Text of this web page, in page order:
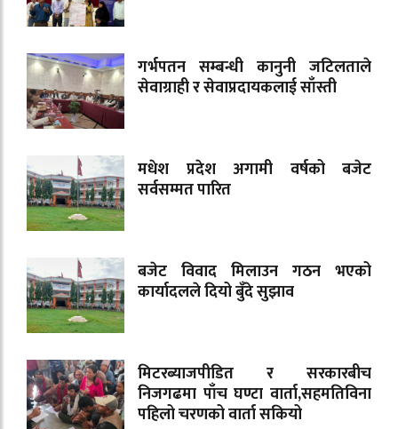
गर्भपतन सम्बन्धी कानुनी जटिलताले
सेवाग्राही र सेवाप्रदायकलाई साँस्ती
मधेश प्रदेश अगामी वर्षको बजेट
सर्वसम्मत पारित
बजेट विवाद मिलाउन गठन भएको
कार्यादलले दियो बुँदे सुझाव
मिटरब्याजपीडित र सरकारबीच
निजगढमा पाँच घण्टा वार्ता,सहमतिविना
पहिलो चरणको वार्ता सकियो